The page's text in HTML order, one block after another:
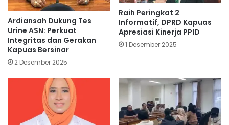
Ardiansah Dukung Tes
Urine ASN: Perkuat
Integritas dan Gerakan
Kapuas Bersinar
2 Desember 2025
Raih Peringkat 2
Informatif, DPRD Kapuas
Apresiasi Kinerja PPID
1 Desember 2025